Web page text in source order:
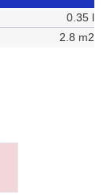
0.35 l
2.8 m2